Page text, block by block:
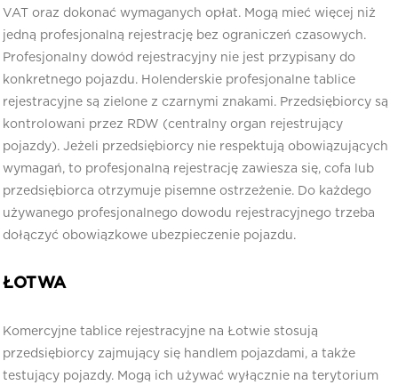
VAT oraz dokonać wymaganych opłat. Mogą mieć więcej niż
jedną profesjonalną rejestrację bez ograniczeń czasowych.
Profesjonalny dowód rejestracyjny nie jest przypisany do
konkretnego pojazdu. Holenderskie profesjonalne tablice
rejestracyjne są zielone z czarnymi znakami. Przedsiębiorcy są
kontrolowani przez RDW (centralny organ rejestrujący
pojazdy). Jeżeli przedsiębiorcy nie respektują obowiązujących
wymagań, to profesjonalną rejestrację zawiesza się, cofa lub
przedsiębiorca otrzymuje pisemne ostrzeżenie. Do każdego
używanego profesjonalnego dowodu rejestracyjnego trzeba
dołączyć obowiązkowe ubezpieczenie pojazdu.
ŁOTWA
Komercyjne tablice rejestracyjne na Łotwie stosują
przedsiębiorcy zajmujący się handlem pojazdami, a także
testujący pojazdy. Mogą ich używać wyłącznie na terytorium